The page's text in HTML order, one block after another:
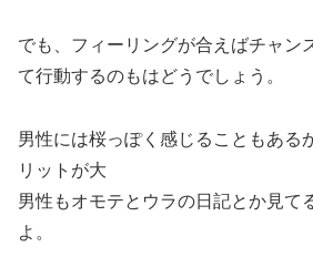
でも、フィーリングが合えばチャン
て行動するのもはどうでしょう。
男性には桜っぽく感じることもある
リットが大
男性もオモテとウラの日記とか見て
よ。